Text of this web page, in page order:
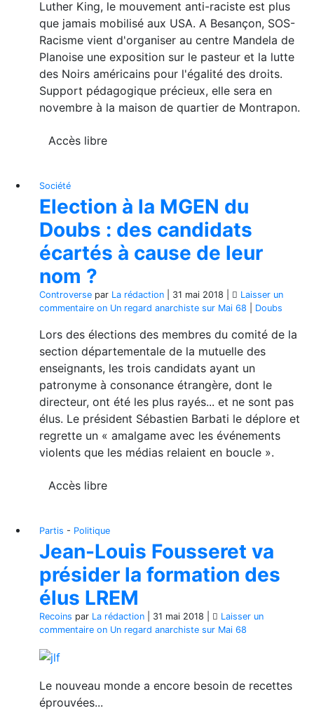
Luther King, le mouvement anti-raciste est plus
que jamais mobilisé aux USA. A Besançon, SOS-
Racisme vient d'organiser au centre Mandela de
Planoise une exposition sur le pasteur et la lutte
des Noirs américains pour l'égalité des droits.
Support pédagogique précieux, elle sera en
novembre à la maison de quartier de Montrapon.
Accès libre
Société
Election à la MGEN du
Doubs : des candidats
écartés à cause de leur
nom ?
Controverse par La rédaction 31 mai 2018
Laisser un
commentaire on Un regard anarchiste sur Mai 68 Doubs
Lors des élections des membres du comité de la
section départementale de la mutuelle des
enseignants, les trois candidats ayant un
patronyme à consonance étrangère, dont le
directeur, ont été les plus rayés... et ne sont pas
élus. Le président Sébastien Barbati le déplore et
regrette un « amalgame avec les événements
violents que les médias relaient en boucle ».
Accès libre
Partis - Politique
Jean-Louis Fousseret va
présider la formation des
élus LREM
Recoins par La rédaction 31 mai 2018
Laisser un
commentaire on Un regard anarchiste sur Mai 68
Le nouveau monde a encore besoin de recettes
éprouvées...